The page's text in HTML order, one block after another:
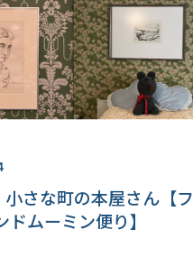
小さな町の本屋さん【フ
ドムーミン便り】